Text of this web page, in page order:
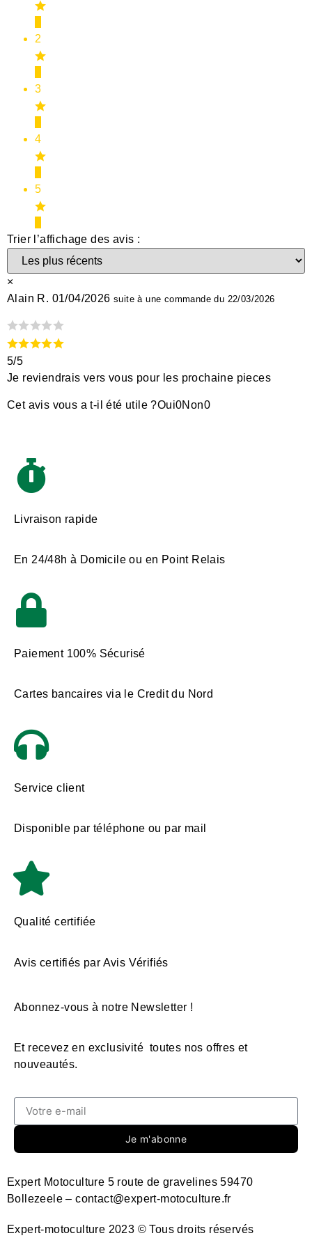
2
3
4
5
Trier l’affichage des avis :
×
Alain R. 01/04/2026 suite à une commande du 22/03/2026
5/5
Je reviendrais vers vous pour les prochaine pieces
Cet avis vous a t-il été utile ?Oui0Non0
Livraison rapide
En 24/48h à Domicile ou en Point Relais
Paiement 100% Sécurisé
Cartes bancaires via le Credit du Nord
Service client
Disponible par téléphone ou par mail
Qualité certifiée
Avis certifiés par Avis Vérifiés
Abonnez-vous à notre Newsletter !
Et recevez en exclusivité toutes nos offres et
nouveautés.
Je m'abonne
Expert-motoculture 2023 © Tous droits réservés
Expert Motoculture 5 route de gravelines 59470
Bollezeele – contact@expert-motoculture.fr